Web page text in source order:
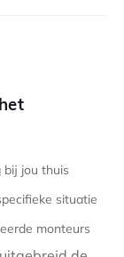
bij jou thuis
situatie
monteurs